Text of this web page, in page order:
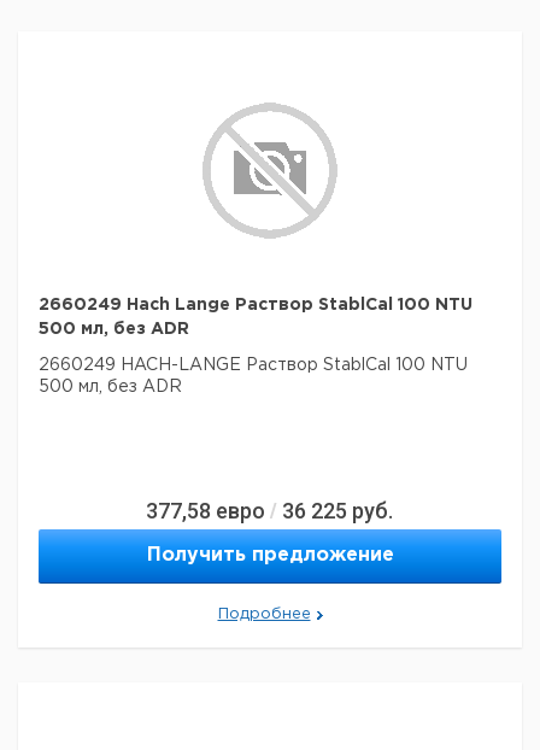
2660249 Hach Lange Раствор StablCal 100 NTU
500 мл, без ADR
2660249 HACH-LANGE Раствор StablCal 100 NTU
500 мл, без ADR
377,58 евро / 36 225 руб.
Получить предложение
Подробнее